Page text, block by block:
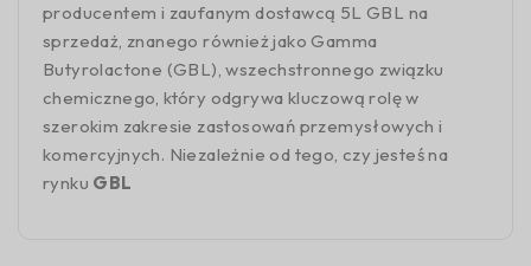
producentem i zaufanym dostawcą 5L GBL na
sprzedaż, znanego również jako Gamma
Butyrolactone (GBL), wszechstronnego związku
chemicznego, który odgrywa kluczową rolę w
szerokim zakresie zastosowań przemysłowych i
komercyjnych. Niezależnie od tego, czy jesteś na
rynku GBL